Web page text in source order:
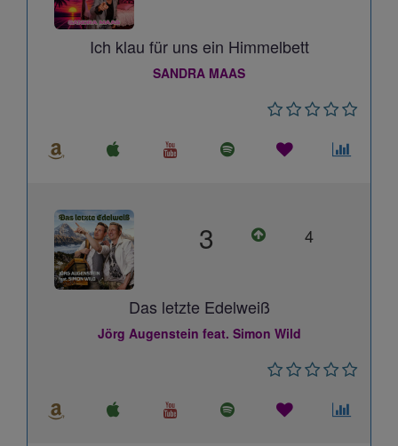
Ich klau für uns ein Himmelbett
SANDRA MAAS
3 4
Das letzte Edelweiß
Jörg Augenstein feat. Simon Wild